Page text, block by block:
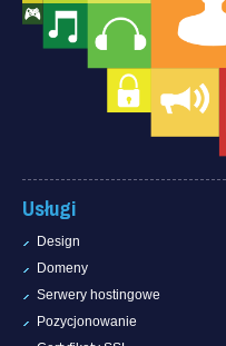
Usługi
Design
Domeny
Serwery hostingowe
Pozycjonowanie